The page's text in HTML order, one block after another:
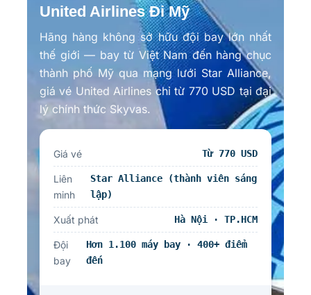
United Airlines Đi Mỹ
Hãng hàng không sở hữu đội bay lớn nhất
thế giới — bay từ Việt Nam đến hàng chục
thành phố Mỹ qua mạng lưới Star Alliance,
giá vé United Airlines chỉ từ 770 USD tại đại
lý chính thức Skyvas.
Giá vé Từ 770 USD
Liên
minh
Star Alliance (thành viên sáng
lập)
Xuất phát Hà Nội · TP.HCM
Đội
bay
Hơn 1.100 máy bay · 400+ điểm
đến